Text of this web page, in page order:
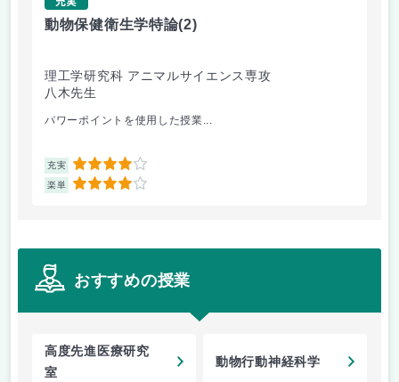
動物保健衛生学特論(2)
理工学研究科 アニマルサイエンス専攻
八木先生
パワーポイントを使用した授業...
充実 4
楽単 4
おすすめの授業
高度先進医療研究
室
動物行動神経科学